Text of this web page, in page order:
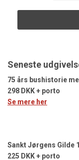
Seneste
75 års bushistorie
298 DKK + porto
Se mere her
Sankt Jørgens Gilde
225 DKK + porto